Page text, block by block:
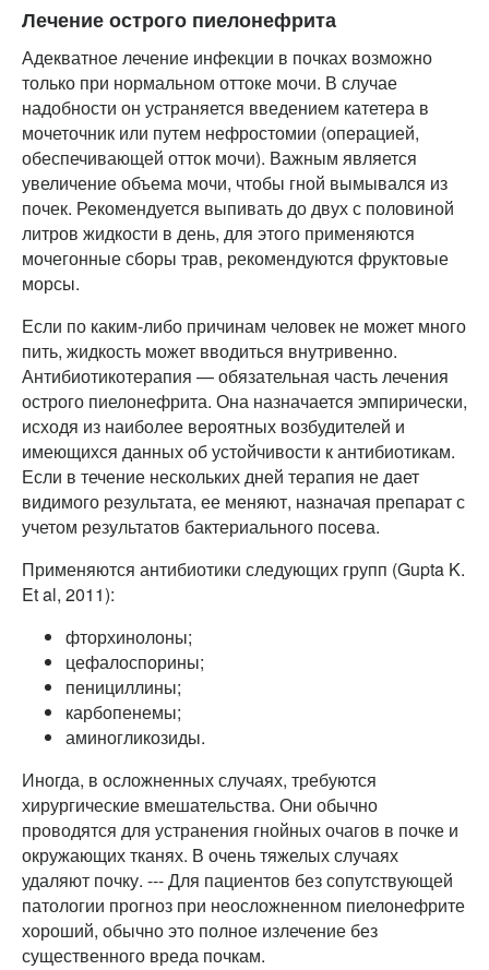
Лечение острого пиелонефрита
Адекватное лечение инфекции в почках возможно
только при нормальном оттоке мочи. В случае
надобности он устраняется введением катетера в
мочеточник или путем нефростомии (операцией,
обеспечивающей отток мочи). Важным является
увеличение объема мочи, чтобы гной вымывался из
почек. Рекомендуется выпивать до двух с половиной
литров жидкости в день, для этого применяются
мочегонные сборы трав, рекомендуются фруктовые
морсы.
Если по каким-либо причинам человек не может много
пить, жидкость может вводиться внутривенно.
Антибиотикотерапия — обязательная часть лечения
острого пиелонефрита. Она назначается эмпирически,
исходя из наиболее вероятных возбудителей и
имеющихся данных об устойчивости к антибиотикам.
Если в течение нескольких дней терапия не дает
видимого результата, ее меняют, назначая препарат с
учетом результатов бактериального посева.
Применяются антибиотики следующих групп (Gupta K.
Et al, 2011):
фторхинолоны;
цефалоспорины;
пенициллины;
карбопенемы;
аминогликозиды.
Иногда, в осложненных случаях, требуются
хирургические вмешательства. Они обычно
проводятся для устранения гнойных очагов в почке и
окружающих тканях. В очень тяжелых случаях
удаляют почку. --- Для пациентов без сопутствующей
патологии прогноз при неосложненном пиелонефрите
хороший, обычно это полное излечение без
существенного вреда почкам.